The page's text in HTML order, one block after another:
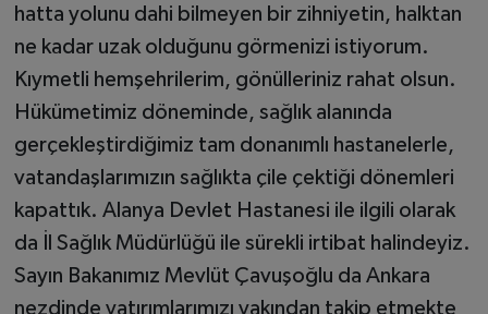
hatta yolunu dahi bilmeyen bir zihniyetin, halktan
ne kadar uzak olduğunu görmenizi istiyorum.
Kıymetli hemşehrilerim, gönülleriniz rahat olsun.
Hükümetimiz döneminde, sağlık alanında
gerçekleştirdiğimiz tam donanımlı hastanelerle,
vatandaşlarımızın sağlıkta çile çektiği dönemleri
kapattık. Alanya Devlet Hastanesi ile ilgili olarak
da İl Sağlık Müdürlüğü ile sürekli irtibat halindeyiz.
Sayın Bakanımız Mevlüt Çavuşoğlu da Ankara
nezdinde yatırımlarımızı yakından takip etmekte